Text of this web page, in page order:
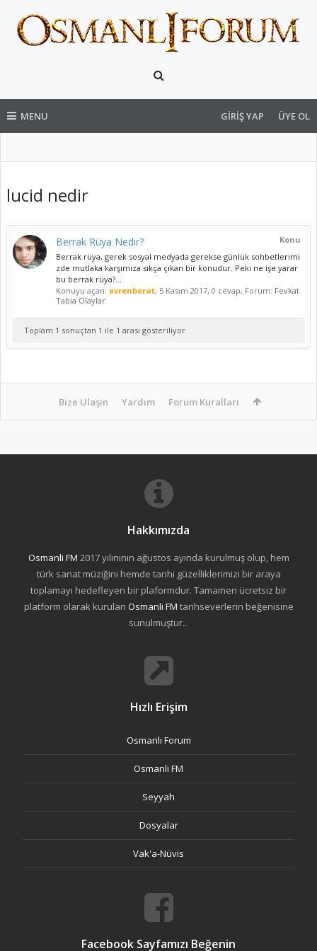
MENU GIRIŞ YAP ÜYE OL
lucid nedir
Konu
Berrak Rüya Nedir?
Berrak rüya, gerek sosyal medyada gerekse günlük sohbetlerimi
zde mutlaka karşımıza sıkça çıkan bir konudur. Peki ne işe yarar
bu berrak rüya?...
Konuyu açan: evrenberat, 5 Kasım 2017, 0 cevap, Forum: Fevkat
Tabia Olaylar
Toplam 1 sonuçtan 1 ile 1 arası gösteriliyor
Bize Ulaşın Yardım Forum Kuralları
Hakkımızda
Osmanli FM 2017 yılınının ağustos ayında kurulmuş olup, hem
türk sanat müziğini hemde tarihi güzelliklerimizi bir araya
toplamayı hedefleyen bir plaformdur. Tamamen ücretsiz bir
platform olarak kurulan Osmanli FM tarihseverlerin beğenisine
sunulmuştur...
Hızlı Erişim
Osmanlı Forum
Osmanlı FM
Seyyah
Dosyalar
Vak'a-Nüvis
Facebook Sayfamızı Beğenin